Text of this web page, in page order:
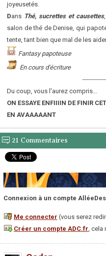
joyeusetés.
Dans Thé, sucrettes et causettes
salon de thé de Denise, qui
tente, tant bien que mal de les
Fantasy papoteuse
En cours d'écriture
Du coup, vous l'aurez compris...
ON ESSAYE ENFIIIIN DE FINIR
EN AVAAAAANT
21 Commentaires
Connexion à un compte
Me connecter (vous serez
Créer un compte ADC.fr, cela